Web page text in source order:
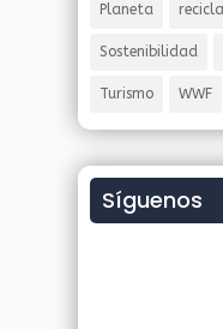
Planeta
Sostenibilidad
Turismo WWF
Síguenos